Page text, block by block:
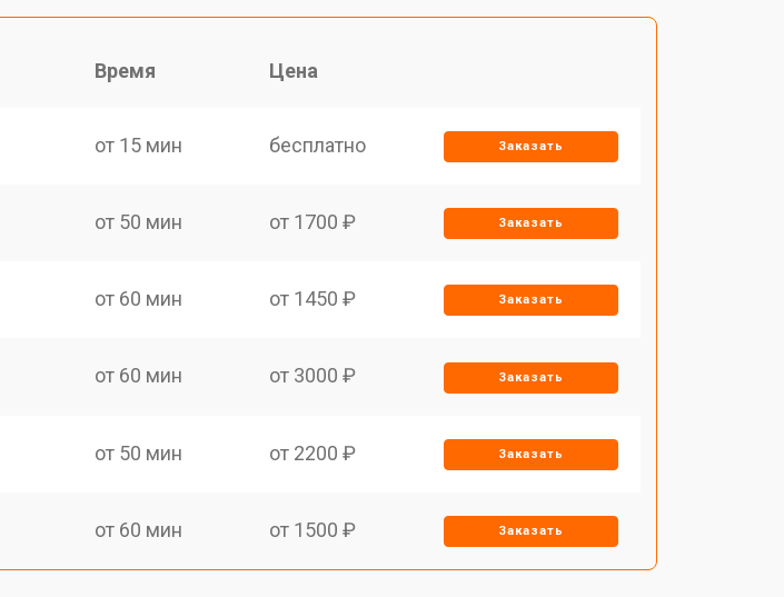
Время Цена
от 15 мин бесплатно Заказать
от 50 мин от 1700 ₽ Заказать
от 60 мин от 1450 ₽ Заказать
от 60 мин от 3000 ₽ Заказать
от 50 мин от 2200 ₽ Заказать
от 60 мин от 1500 ₽ Заказать